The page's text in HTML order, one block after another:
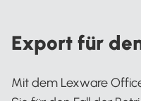
Export für
Mit dem Lexware